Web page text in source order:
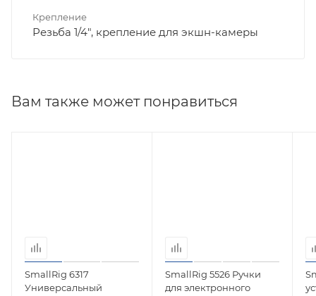
Крепление
Резьба 1/4", крепление для экшн-камеры
Вам также может понравиться
SmallRig 6317
Универсальный
SmallRig 5526 Ручки
для электронного